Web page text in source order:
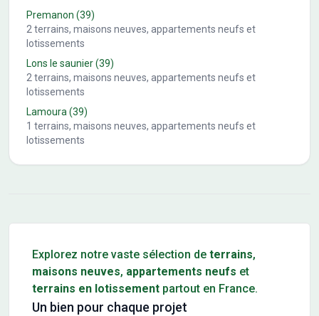
Premanon (39)
2terrains, maisons neuves, appartements neufs et
lotissements
Lons le saunier(39)
2terrains, maisons neuves, appartements neufs et
lotissements
Lamoura(39)
1 terrains, maisons neuves, appartements neufs et
lotissements
Explorez notre vaste sélection de terrains,
maisons neuves, appartements neufs et
terrains en lotissement partout en France.
Un bien pour chaque projet